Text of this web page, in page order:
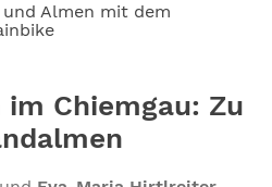
Almen mit dem
Chiemgau: Zu